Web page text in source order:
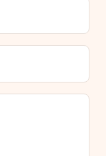
Du kan stole på,
dag.
en
sendes enten som
gerne vide
venligst vores